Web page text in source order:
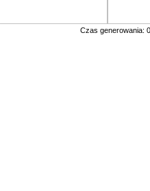
Czas generowania: